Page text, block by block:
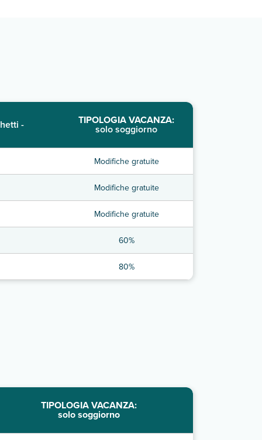
- TIPOLOGIA VACANZA:
solo soggiorno
Modifiche gratuite
Modifiche gratuite
Modifiche gratuite
60%
80%
TIPOLOGIA VACANZA:
solo soggiorno